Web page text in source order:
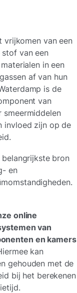
vrijkomen van een
van een
in een
af van hun
is de
van
smeermiddelen
invloed zijn op de
bron
en
online
van
en kamers
kan
gehouden met de
bij het berekenen